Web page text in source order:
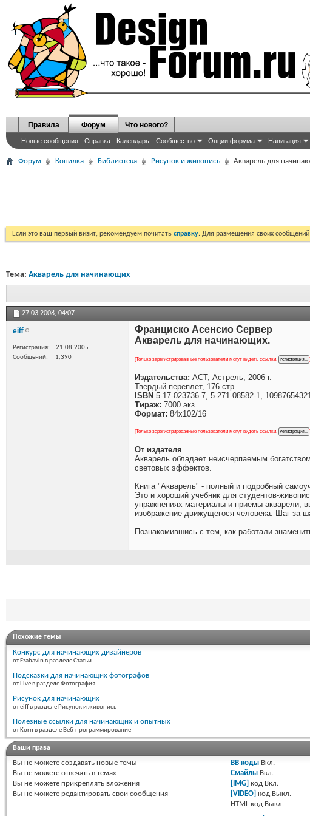
Правила Форум
Новые сообщения Справка Календарь Сообщество Опции форума Навигация
Что нового?
Форум Копилка Библиотека Рисунок и живопись Акварель для
Если это ваш первый визит, рекомендуем почитать справку. Для размещения своих
Тема: Акварель для начинающих
27.03.2008, 04:07
eiff
Регистрация
21.08.2005
Сообщений
1,390
Франциско Асенсио Сервер
Акварель для начинающих.
[Только зарегистрированные пользователи могут видеть ссылки. ]
Издательства: АСТ, Астрель, 2006 г.
Твердый переплет, 176 стр.
ISBN 5-17-023736-7, 5-271-08582-1,
Тираж: 7000 экз.
Формат: 84x102/16
[Только зарегистрированные пользователи могут видеть ссылки. ]
От издателя
Акварель обладает неисчерпаемым
световых эффектов.
Книга "Акварель" - полный и подробный
Это и хороший учебник для студентов-
упражнениях материалы и приемы акварели,
изображение движущегося человека. Шаг за
Познакомившись с тем, как работали
Похожие темы
Конкурс для начинающих дизайнеров
от Fzabavin в разделе Статьи
Подсказки для начинающих фотографов
от Live в разделе Фотография
Рисунок для начинающих
от eiff в разделе Рисунок и живопись
Полезные ссылки для начинающих и опытных
от Korn в разделе Веб-программирование
Ваши права
Вы не можете создавать новые темы
Вы не можете отвечать в темах
Вы не можете прикреплять вложения
Вы не можете редактировать свои сообщения
BB коды Вкл.
Смайлы Вкл.
[IMG] код Вкл.
[VIDEO] код Выкл.
HTML код Выкл.